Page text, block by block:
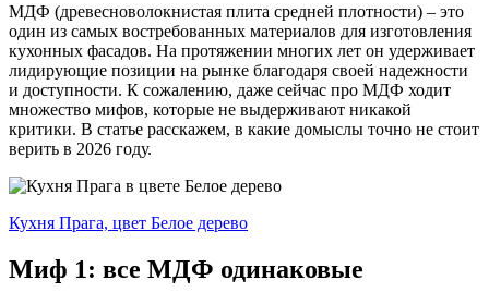
МДФ (древесноволокнистая плита средней плотности) – это
один из самых востребованных материалов для изготовления
кухонных фасадов. На протяжении многих лет он удерживает
лидирующие позиции на рынке благодаря своей надежности
и доступности. К сожалению, даже сейчас про МДФ ходит
множество мифов, которые не выдерживают никакой
критики. В статье расскажем, в какие домыслы точно не стоит
верить в 2026 году.
Кухня Прага, цвет Белое дерево
Миф 1: все МДФ одинаковые